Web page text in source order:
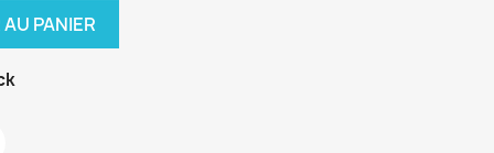
PANIER